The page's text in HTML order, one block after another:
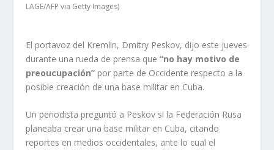
LAGE/AFP via Getty Images)
El portavoz del Kremlin, Dmitry Peskov, dijo este jueves
durante una rueda de prensa que“no hay motivo de
preoucupación” por parte de Occidente respecto a la
posible creación de una base militar en Cuba.
Un periodista preguntó a Peskov si la Federación Rusa
planeaba crear una base militar en Cuba, citando
reportes en medios occidentales, ante lo cual el